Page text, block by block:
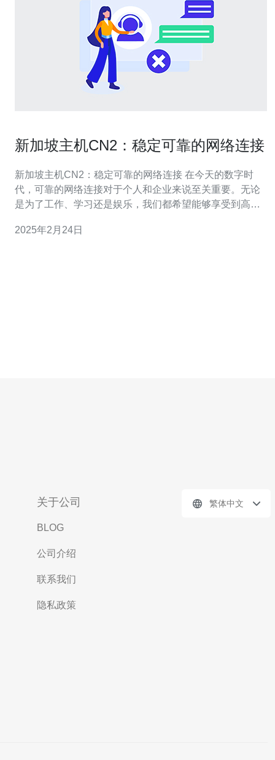
新加坡主机CN2：稳定可靠的网络连接
新加坡主机CN2：稳定可靠的网络连接 在今天的数字时
代，可靠的网络连接对于个人和企业来说至关重要。无论
是为了工作、学习还是娱乐，我们都希望能够享受到高
而设计的，它提供了稳定可靠的网络连接，让用户能够畅
2025年2月24日
关于公司
BLOG
公司介绍
联系我们
隐私政策
繁体中文